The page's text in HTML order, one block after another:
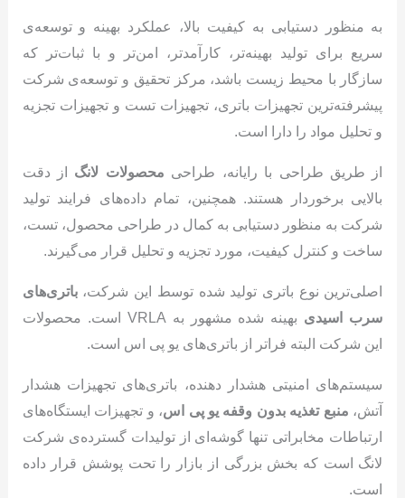
به منظور دستیابی به کیفیت بالا، عملکرد بهینه و توسعه‌ی
سریع برای تولید بهینه‌تر، کارآمدتر، امن‌تر و با ثبات‌تر که
سازگار با محیط زیست باشد، مرکز تحقیق و توسعه‌ی شرکت
پیشرفته‌ترین تجهیزات باتری، تجهیزات تست و تجهیزات تجزیه
و تحلیل مواد را دارا است.
از طریق طراحی با رایانه، طراحی محصولات لانگ از دقت
بالایی برخوردار هستند. همچنین، تمام داده‌های فرایند تولید
شرکت به منظور دستیابی به کمال در طراحی محصول، تست،
ساخت و کنترل کیفیت، مورد تجزیه و تحلیل قرار می‌گیرند.
اصلی‌ترین نوع باتری تولید شده توسط این شرکت،باتری‌های
سرب اسیدی
بهینه شده مشهور به VRLA است. محصولات
این شرکت البته فراتر از باتری‌های یو پی اس است.
سیستم‌های امنیتی هشدار دهنده، باتری‌های تجهیزات هشدار
آتش، منبع تغذیه بدون وقفه یو پی اس، و تجهیزات ایستگاه‌های
ارتباطات مخابراتی تنها گوشه‌ای از تولیدات گسترده‌ی شرکت
لانگ است که بخش بزرگی از بازار را تحت پوشش قرار داده
است.